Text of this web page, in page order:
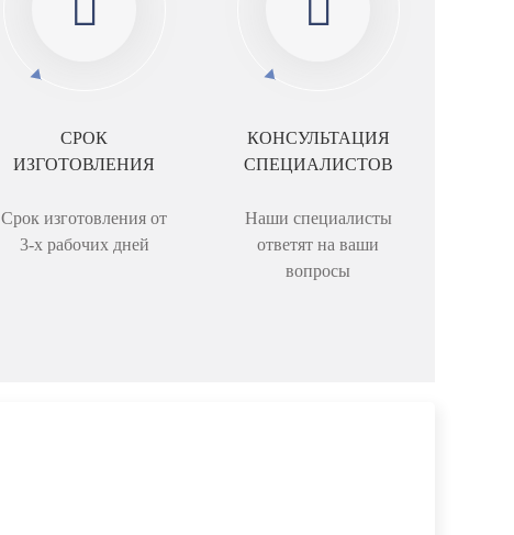
СРОК
ИЗГОТОВЛЕНИЯ
Срок изготовления от
3-х рабочих дней
КОНСУЛЬТАЦИЯ
СПЕЦИАЛИСТОВ
Наши специалисты
ответят на ваши
вопросы